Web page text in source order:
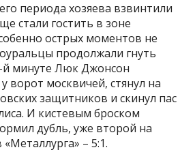
периода хозяева взвинтили
стали гостить в зоне
острых моментов не
продолжали гнуть
минуте Люк Джонсон
ворот москвичей, стянул на
защитников и скинул пас
И кистевым броском
дубль, уже второй на
– 5:1.